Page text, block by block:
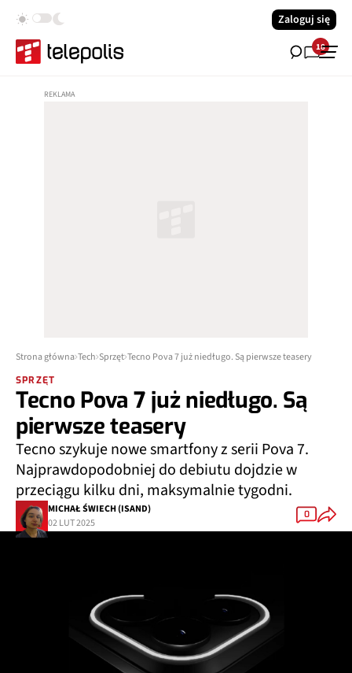
Zaloguj się
18
Strona główna Tech Sprzęt Tecno Pova 7 już niedługo. Są pierwsze teasery
SPRZĘT
Tecno Pova 7 już niedługo. Są
pierwsze teasery
Tecno szykuje nowe smartfony z serii Pova 7.
Najprawdopodobniej do debiutu dojdzie w
przeciągu kilku dni, maksymalnie tygodni.
MICHAŁ ŚWIECH (ISAND)
02 LUT 2025
0